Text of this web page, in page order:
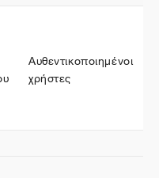
Αυθεντικοποιημένοι
χρήστες